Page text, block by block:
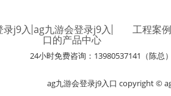
录j9入 ag九游会登录j9入
口的产品中心
工程案例
24小时免费咨询：13980537141（陈总
ag九游会登录j9入口 copyright ©